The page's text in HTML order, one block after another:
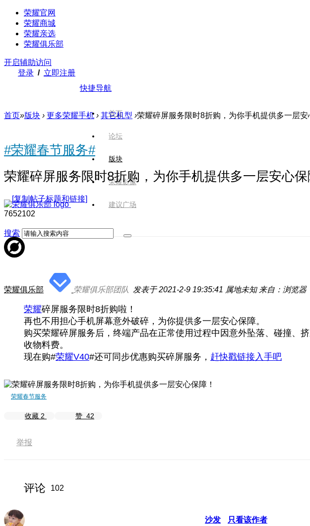
荣耀官网
荣耀商城
荣耀亲选
荣耀俱乐部
开启辅助访问
登录 / 立即注册
快捷导航
首页
论坛
版块
荣耀影像
建议广场
搜索
首页»版块 › 更多荣耀手机 › 其它机型 ›荣耀碎屏服务限时8折购，为你手机提供多一层安
#荣耀春节服务#
荣耀碎屏服务限时8折购，为你手机提供多一层安心保
[复制帖子标题和链接]
7652102
荣耀俱乐部 荣耀俱乐部团队 发表于 2021-2-9 19:35:41 属地未知 来自：浏览器
荣耀碎屏服务限时8折购啦！
再也不用担心手机屏幕意外破碎，为你提供多一层安心保障。
购买荣耀碎屏服务后，终端产品在正常使用过程中因意外坠落、碰撞、
收物料费。
现在购#荣耀V40#还可同步优惠购买碎屏服务， 赶快戳链接入手吧
荣耀春节服务
收藏 2 赞 42
举报
评论 102
沙发 只看该作者